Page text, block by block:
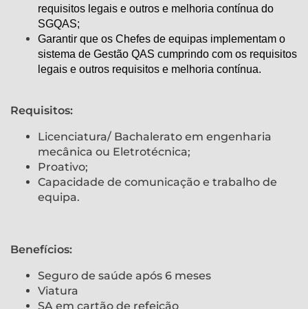
requisitos legais e outros e melhoria contínua do
SGQAS;
Garantir que os Chefes de equipas implementam o
sistema de Gestão QAS cumprindo com os requisitos
legais e outros requisitos e melhoria contínua.
Requisitos:
Licenciatura/ Bachalerato em engenharia
mecânica ou Eletrotécnica;
Proativo;
Capacidade de comunicação e trabalho de
equipa.
Benefícios:
Seguro de saúde após 6 meses
Viatura
SA em cartão de refeição